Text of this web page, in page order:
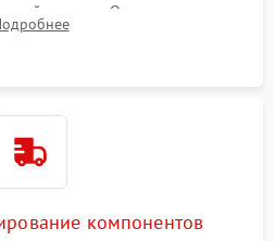
системы. Осмотр контактов
целостности уплотнительных
компонентов